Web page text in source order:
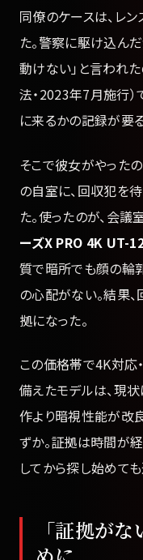
同僚のケースは、レ
た。警察に駆け込ん
動けない」と言われ
法・2023年7月施行）
に来るかの記録が要る
そこで彼女がやった
の自室に、回収犯を
た。使ったのが、会
ーズX PRO 4K UT-
質で暗所でも顔の輪
の心配がない。結果
拠になった。
この価格帯で4K対応
備えたモデルは、現
作より暗視性能が改
ずか。証拠は時間が
してから探し始めても
「証拠が